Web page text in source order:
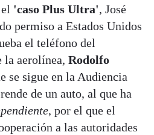
'caso Plus Ultra', José
permiso a Estados Unidos
el teléfono del
la aerolínea, Rodolfo
se sigue en la Audiencia
de un auto, al que ha
, por el que el
a las autoridades